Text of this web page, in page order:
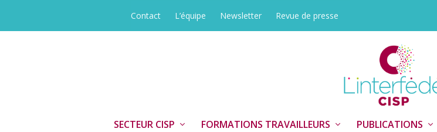
Contact L’équipe Newsletter Revue de presse
SECTEUR CISP FORMATIONS TRAVAILLEURS PUBLICATIONS